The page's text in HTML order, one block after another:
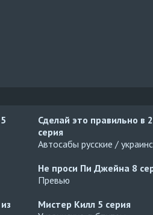
5
Сделай это правильно в
серия
Автосабы русские /
Не проси Пи Джейна 8
Превью
Мистер Килл 5 серия